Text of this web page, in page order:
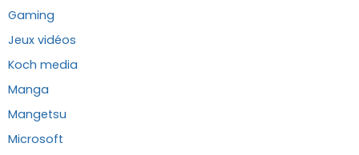
Gaming
Jeux vidéos
Koch media
Manga
Mangetsu
Microsoft